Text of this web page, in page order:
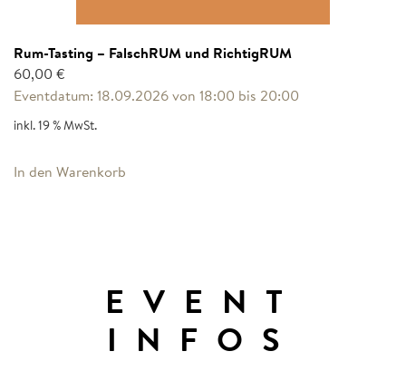
Rum-Tasting – FalschRUM und RichtigRUM
60,00€
Eventdatum: 18.09.2026 von 18:00 bis 20:00
inkl. 19 % MwSt.
In den Warenkorb
EVENT
INFOS